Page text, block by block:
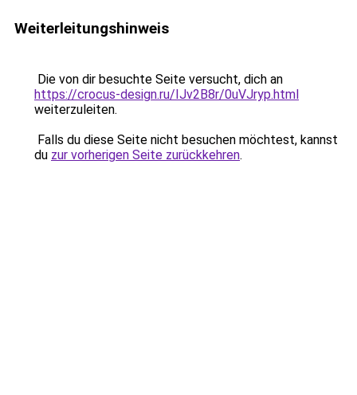
Weiterleitungshinweis
Die von dir besuchte Seite versucht, dich an
https://crocus-design.ru/IJv2B8r/0uVJryp.html
weiterzuleiten.
Falls du diese Seite nicht besuchen möchtest, kannst
du zur vorherigen Seite zurückkehren.